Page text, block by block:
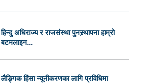
हिन्दु अधिराज्य र राजसंस्था पुनस्र्थापना हाम्रो
बटमलाइन...
लैङ्गिक हिंसा न्यूनीकरणका लागि प्रविधिमा